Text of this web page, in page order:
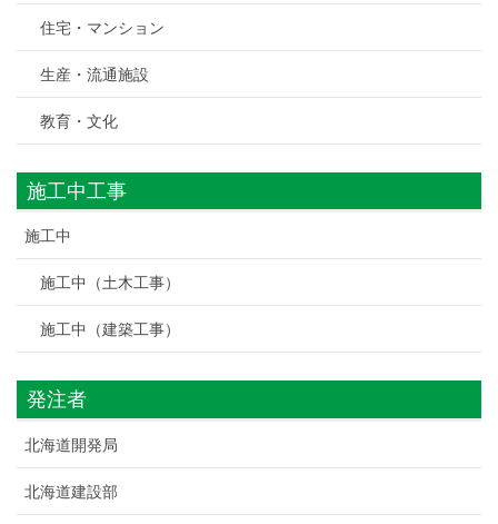
住宅・マンション
生産・流通施設
教育・文化
施工中工事
施工中
施工中（土木工事）
施工中（建築工事）
発注者
北海道開発局
北海道建設部